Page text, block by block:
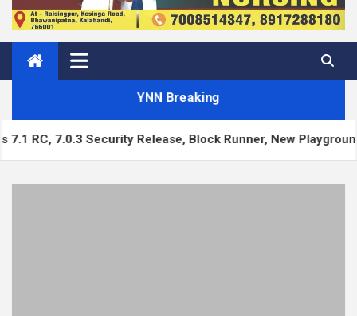
YNN Breaking
Release, Block Runner, New Playground UI and more —